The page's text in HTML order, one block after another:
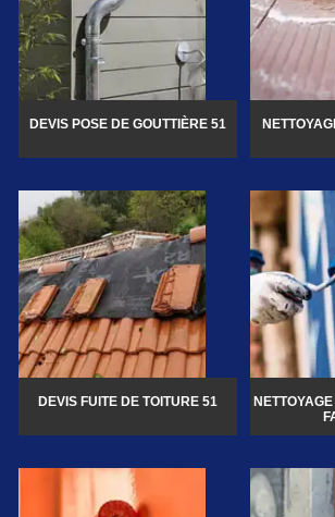
DEVIS POSE DE GOUTTIÈRE 51
DEVIS FUITE DE TOITURE 51